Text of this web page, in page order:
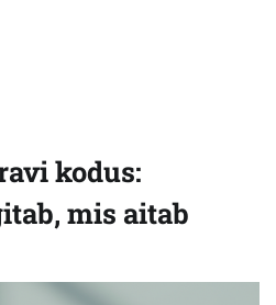
kodus:
mis aitab